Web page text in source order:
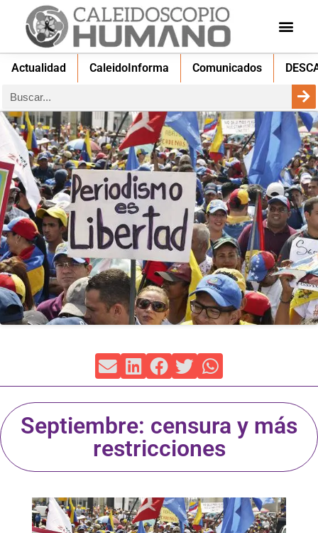
Actualidad CaleidoInforma Comunicados
Septiembre: censura y más
restricciones